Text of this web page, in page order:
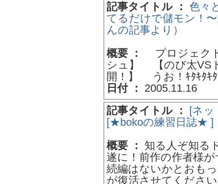
記事タイトル ： 色々
てるだけで儲モン！
んの記事より）
概要 ：
プロジェク
シュ】 【のび太VS
開！】 うお！ｷﾀｷﾀ
日付 ： 2005.11.16
記事タイトル ： [ネ
[★bokoの練習日誌★ ]
概要 ： 知る人ぞ知る
遂に！前作の作者様
続編はないかとおも
が復活させてくださ